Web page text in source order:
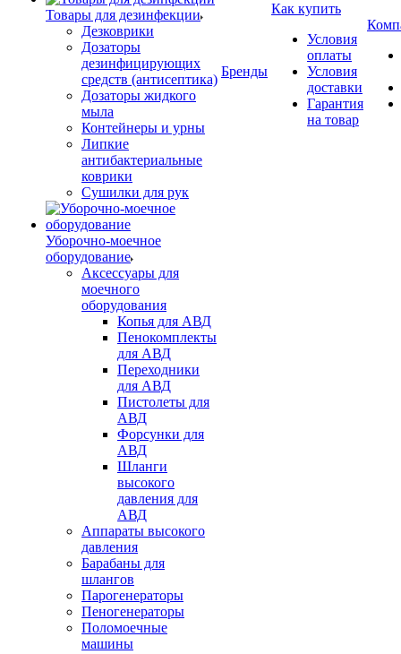
Товары для дезинфекции
Дезковрики
Дозаторы
дезинфицирующих
средств (антисептика)
Дозаторы жидкого
мыла
Контейнеры и урны
Липкие
антибактериальные
коврики
Сушилки для рук
Уборочно-моечное
оборудование
Аксессуары для
моечного
оборудования
Копья для АВД
Пенокомплекты
для АВД
Переходники
для АВД
Пистолеты для
АВД
Форсунки для
АВД
Шланги
высокого
давления для
АВД
Аппараты высокого
давления
Барабаны для
шлангов
Парогенераторы
Пеногенераторы
Поломоечные
машины
Бренды
Как купить
Условия
оплаты
Условия
доставки
Гарантия
на товар